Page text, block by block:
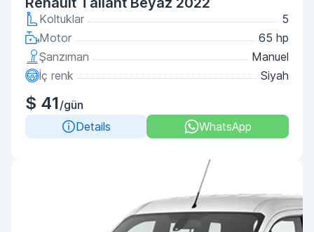
Koltuklar
5
Motor
65 hp
Şanzıman
Manuel
İç renk
Siyah
$ 41/gün
Details
WhatsApp